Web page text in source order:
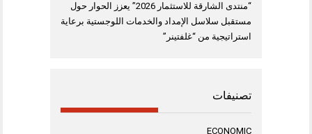
“منتدى الشارقة للاستثمار 2026” يعزز الحوار حول
مستقبل سلاسل الإمداد والخدمات اللوجستية برعاية
استراتيجية من “غلفتينر”
تصنيفات
ECONOMIC